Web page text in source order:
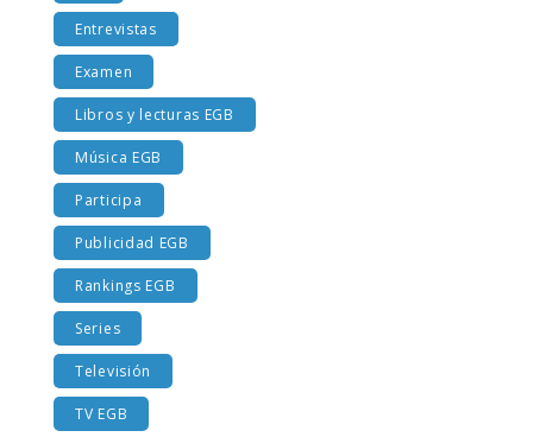
Entrevistas
Examen
Libros y lecturas EGB
Música EGB
Participa
Publicidad EGB
Rankings EGB
Series
Televisión
TV EGB